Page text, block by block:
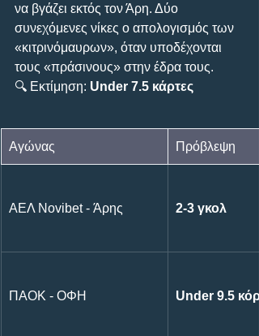
να βγάζει εκτός τον Άρη. Δύο
συνεχόμενες νίκες ο απολογισμός των
«κιτρινόμαυρων», όταν υποδέχονται
τους «πράσινους» στην έδρα τους.
🔍 Εκτίμηση: Under 7.5 κάρτες
Αγώνας Πρόβλεψη
ΑΕΛ Novibet - Άρης 2-3 γκολ
ΠΑΟΚ - ΟΦΗ Under 9.5